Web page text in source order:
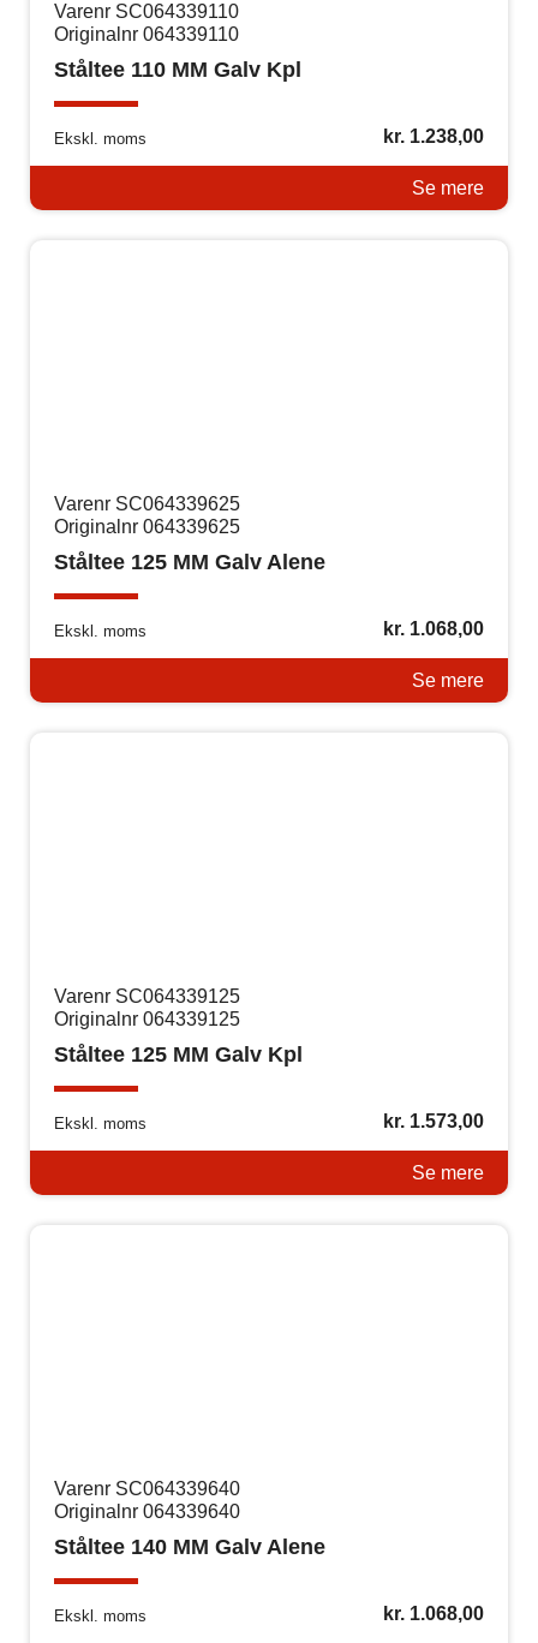
Varenr SC064339110
Originalnr 064339110
Ståltee 110 MM Galv Kpl
Ekskl. moms kr.1.238,00
Se mere
Varenr SC064339625
Originalnr 064339625
Ståltee 125 MM Galv Alene
Ekskl. moms kr.1.068,00
Se mere
Varenr SC064339125
Originalnr 064339125
Ståltee 125 MM Galv Kpl
Ekskl. moms kr.1.573,00
Se mere
Varenr SC064339640
Originalnr 064339640
Ståltee 140 MM Galv Alene
Ekskl. moms kr.1.068,00